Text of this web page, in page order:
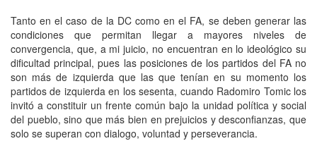
Tanto en el caso de la DC como en el FA, se deben generar las
condiciones que permitan llegar a mayores niveles de
convergencia, que, a mi juicio, no encuentran en lo ideológico su
dificultad principal, pues las posiciones de los partidos del FA no
son más de izquierda que las que tenían en su momento los
partidos de izquierda en los sesenta, cuando Radomiro Tomic los
invitó a constituir un frente común bajo la unidad política y social
del pueblo, sino que más bien en prejuicios y desconfianzas, que
solo se superan con dialogo, voluntad y perseverancia.